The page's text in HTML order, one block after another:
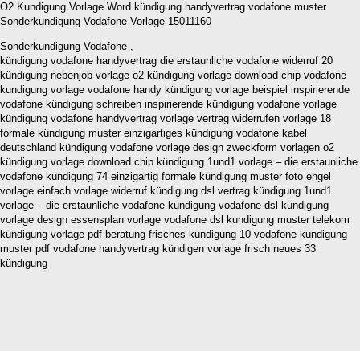
O2 Kundigung Vorlage Word kündigung handyvertrag vodafone muster
Sonderkundigung Vodafone Vorlage 15011160
Sonderkundigung Vodafone ,
kündigung vodafone handyvertrag die erstaunliche vodafone widerruf 20
kündigung nebenjob vorlage o2 kündigung vorlage download chip vodafone
kundigung vorlage vodafone handy kündigung vorlage beispiel inspirierende
vodafone kündigung schreiben inspirierende kündigung vodafone vorlage
kündigung vodafone handyvertrag vorlage vertrag widerrufen vorlage 18
formale kündigung muster einzigartiges kündigung vodafone kabel
deutschland kündigung vodafone vorlage design zweckform vorlagen o2
kündigung vorlage download chip kündigung 1und1 vorlage – die erstaunliche
vodafone kündigung 74 einzigartig formale kündigung muster foto engel
vorlage einfach vorlage widerruf kündigung dsl vertrag kündigung 1und1
vorlage – die erstaunliche vodafone kündigung vodafone dsl kündigung
vorlage design essensplan vorlage vodafone dsl kundigung muster telekom
kündigung vorlage pdf beratung frisches kündigung 10 vodafone kündigung
muster pdf vodafone handyvertrag kündigen vorlage frisch neues 33
kündigung